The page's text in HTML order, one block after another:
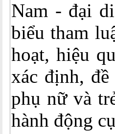
Nam - đại
biểu tham
hoạt, hiệu
xác định,
phụ nữ và
hành động